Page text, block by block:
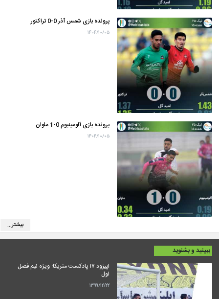
پرونده بازی شمس آذر 0-0 تراکتور
۱۴۰۴/۱۰/۰۵
پرونده بازی آلومینیوم 0-1 ملوان
۱۴۰۴/۱۰/۰۵
بیشتر...
ببینید و بشنوید
اپیزود ۱۷ پادکست متریکا: ویژه نیم فصل
اول
۱۳۹۹/۱۲/۲۲